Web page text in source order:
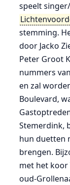
speelt
stemming.
door Jacko
Peter Groot
nummers
en zal
Boulevard,
Stemerdink,
hun duetten
brengen.
met het koor
oud-